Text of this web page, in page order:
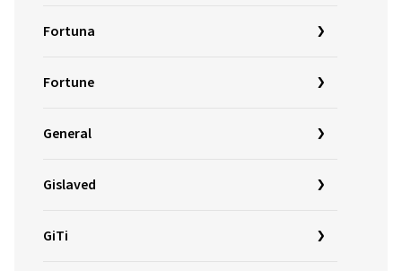
Fortuna
Fortune
General
Gislaved
GiTi